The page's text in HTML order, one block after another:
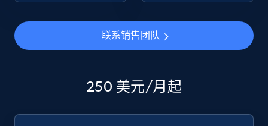
eBay - Collect records by category
Seller reviews, Breadcrumbs, Root category, and
联系销售团队
250 美元/月起